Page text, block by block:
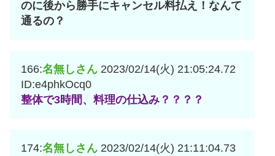
のに後から勝手にキャンセル料払え！なんて
通るの？
166:名無しさん 2023/02/14(火) 21:05:24.72
ID:e4phkOcq0
整体で3時間、料理の仕込み？？？？
174:名無しさん 2023/02/14(火) 21:11:04.73